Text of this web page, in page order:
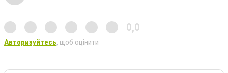
0,0
Авторизуйтесь, щоб оцінити